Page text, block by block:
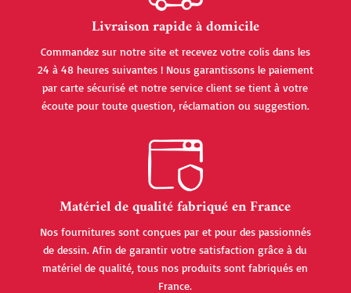
Livraison rapide à domicile
Commandez sur notre site et recevez votre colis dans les
24 à 48 heures suivantes ! Nous garantissons le paiement
par carte sécurisé et notre service client se tient à votre
écoute pour toute question, réclamation ou suggestion.
Matériel de qualité fabriqué en France
Nos fournitures sont conçues par et pour des passionnés
de dessin. Afin de garantir votre satisfaction grâce à du
matériel de qualité, tous nos produits sont fabriqués en
France.